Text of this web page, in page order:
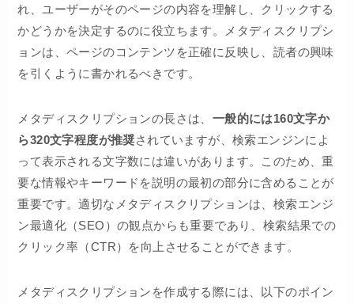
れ、ユーザーがそのページの内容を理解し、クリックする
かどうかを決定するのに役立ちます。メタディスクリプシ
ョンは、ページのコンテンツを正確に反映し、読者の興味
を引くように書かれるべきです。
メタディスクリプションの長さは、 一般的には160文字か
ら320文字程度が推奨されていますが、検索エンジンによ
って表示される文字数には違いがあります。このため、重
要な情報やキーワードを説明の最初の部分に含めることが
重要です。適切なメタディスクリプションは、検索エンジ
ン最適化（SEO）の観点からも重要であり、検索結果での
クリック率（CTR）を向上させることができます。
メタディスクリプションを作成する際には、以下のポイン